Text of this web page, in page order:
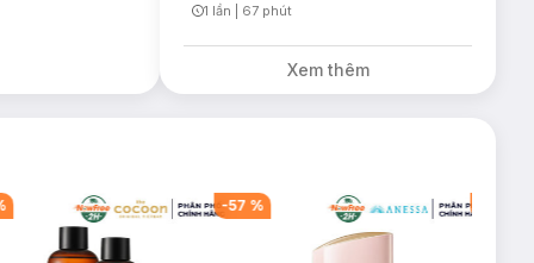
1 lần 67 phút
Xem thêm
-57 %